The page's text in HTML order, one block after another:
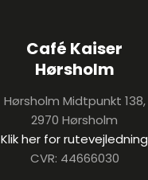
Café Kaiser
Hørsholm
Hørsholm Midtpunkt 138,
2970 Hørsholm
Klik her for rutevejledning
CVR: 44666030